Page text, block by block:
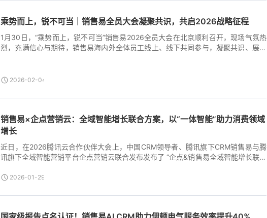
乘势而上，锐不可当｜销售易全员大会凝聚共识，共启2026战略征程
1月30日，“乘势而上，锐不可当”销售易2026全员大会在北京顺利召开，现场气氛热
烈，充满信心与期待，销售易海内外全体员工线上、线下共同参与，凝聚共识、展望
与未来路径进行了深入分享。整场会议洋溢着振奋人心的氛围，全体销售易人展现出
转型与业务增长创造真实价值。 腾讯集团副总裁、腾讯政企业务总裁、销售易董事长
核心优势：持续进化的产品力、服务众多大型企业的实战积累，以及一支懂行业、能
战斗的稳定团队。2026年，销售易将继续全面拥抱腾讯生态，回归生意本质，加速进
“增长飞轮”。 [...]
2026-02-04T08:33:32+00:00
销售易×企点营销云：全域智能增长联合方案，以“一体智能”助力消费领域
增长
近日，在2026腾讯云合作伙伴大会上，中国CRM领导者、腾讯旗下CRM销售易与腾
讯旗下全域智能营销平台企点营销云联合发布发布了 “企点&销售易全域智能增长联合
的战略升级，更意味着销售易在腾讯生态的深度赋能下，实现了从服务B2B企业客户
售易总裁邓永富 右：腾讯云副总裁、企点营销云负责人李学朝 [...]
2026-01-29T06:09:18+00:00